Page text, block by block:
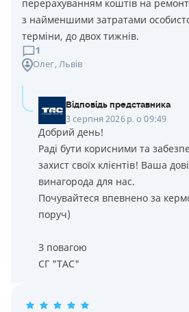
перерахуванням коштів на
з найменшими затратами
терміни, до двох тижнів.
1
Олег, Львів
Відповідь представника
3 серпня 2026 р. о 09:49
Добрий день!
Раді бути корисними та
захист своїх клієнтів! Ваша
винагорода для нас.
Почувайтеся впевнено за
поруч)
З повагою
СГ "ТАС"